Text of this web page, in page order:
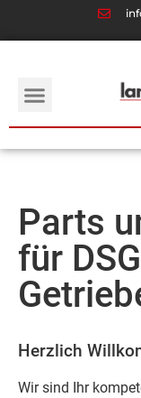
Parts
für
Herzlich
Wir sind Ihr